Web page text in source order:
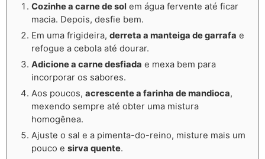
Cozinhe a carne de sol em água fervente até ficar
macia. Depois, desfie bem.
Em uma frigideira, derreta a manteiga de garrafa e
refogue a cebola até dourar.
Adicione a carne desfiada e mexa bem para
incorporar os sabores.
Aos poucos, acrescente a farinha de mandioca,
mexendo sempre até obter uma mistura
homogênea.
Ajuste o sal e a pimenta-do-reino, misture mais um
pouco e sirva quente.